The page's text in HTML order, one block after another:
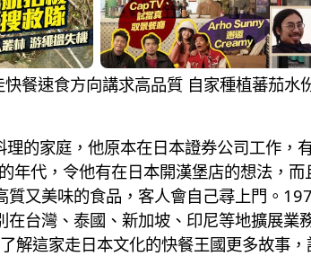
速食方向講求高品質 自家種植蕃茄水
的家庭，他原本在日本證券公司工作，
代，令他有在日本開漢堡店的想法，
又美味的食品，客人會自己尋上門。
台灣、泰國、新加坡、印尼等地擴展業
這家走日本文化的快餐王國更多故事，